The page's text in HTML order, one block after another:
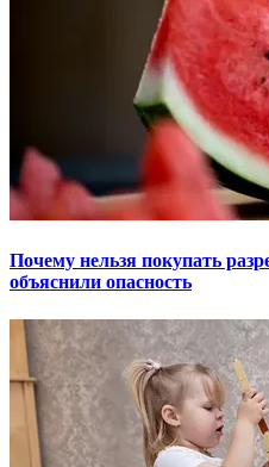
Почему нельзя покупать
объяснили опасность